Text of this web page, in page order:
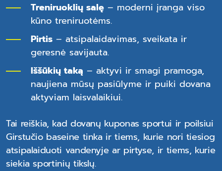
Treniruoklių salę – moderni įranga viso
kūno treniruotėms.
Pirtis – atsipalaidavimas, sveikata ir
geresnė savijauta.
Iššūkių taką – aktyvi ir smagi pramoga,
naujiena mūsų pasiūlyme ir puiki dovana
aktyviam laisvalaikiui.
Tai reiškia, kad dovanų kuponas sportui ir poilsiui
Girstučio baseine tinka ir tiems, kurie nori tiesiog
atsipalaiduoti vandenyje ar pirtyse, ir tiems, kurie
siekia sportinių tikslų.